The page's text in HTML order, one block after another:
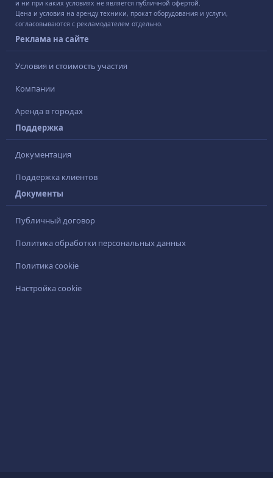
и ни при каких условиях не является публичной офертой.
Цена и условия на аренду техники, прокат оборудования и услуги,
согласовываются с рекламодателем отдельно.
Реклама на сайте
Условия и стоимость участия
Компании
Аренда в городах
Поддержка
Документация
Поддержка клиентов
Документы
Публичный договор
Политика обработки персональных данных
Политика cookie
Настройка cookie